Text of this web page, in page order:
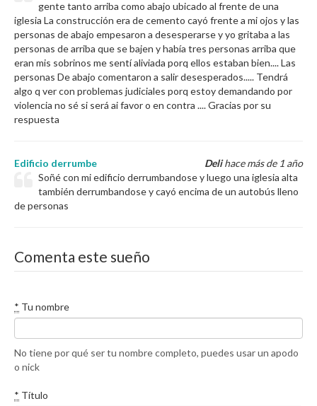
gente tanto arriba como abajo ubicado al frente de una
iglesia La construcción era de cemento cayó frente a mi ojos y las
personas de abajo empesaron a desesperarse y yo gritaba a las
personas de arriba que se bajen y había tres personas arriba que
eran mis sobrinos me sentí aliviada porq ellos estaban bien.... Las
personas De abajo comentaron a salir desesperados..... Tendrá
algo q ver con problemas judiciales porq estoy demandando por
violencia no sé si será ai favor o en contra .... Gracias por su
respuesta
Delihace más de 1 año
Edificio derrumbe
Soñé con mi edificio derrumbandose y luego una iglesia alta
también derrumbandose y cayó encima de un autobús lleno
de personas
Comenta este sueño
* Tu nombre
No tiene por qué ser tu nombre completo, puedes usar un apodo
o nick
* Título